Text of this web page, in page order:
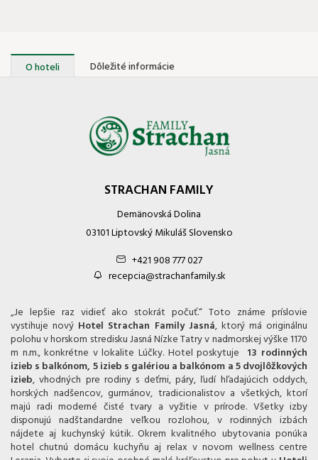
O hoteli Dôležité informácie
STRACHAN FAMILY
Demänovská Dolina
03101 Liptovský Mikuláš Slovensko
+421 908 777 027
recepcia@strachanfamily.sk
„Je lepšie raz vidieť ako stokrát počuť.“ Toto známe príslovie
vystihuje nový Hotel Strachan Family Jasná, ktorý má originálnu
polohu v horskom stredisku Jasná Nízke Tatry v nadmorskej výške 1170
m n.m., konkrétne v lokalite Lúčky. Hotel poskytuje 13 rodinných
izieb s balkónom, 5 izieb s galériou a balkónom a 5 dvojlôžkových
izieb, vhodných pre rodiny s deťmi, páry, ľudí hľadajúcich oddych,
horských nadšencov, gurmánov, tradicionalistov a všetkých, ktorí
majú radi moderné čisté tvary a vyžitie v prírode. Všetky izby
disponujú nadštandardne veľkou rozlohou, v rodinných izbách
nájdete aj kuchynský kútik. Okrem kvalitného ubytovania ponúka
hotel chutnú domácu kuchyňu aj relax v novom wellness centre